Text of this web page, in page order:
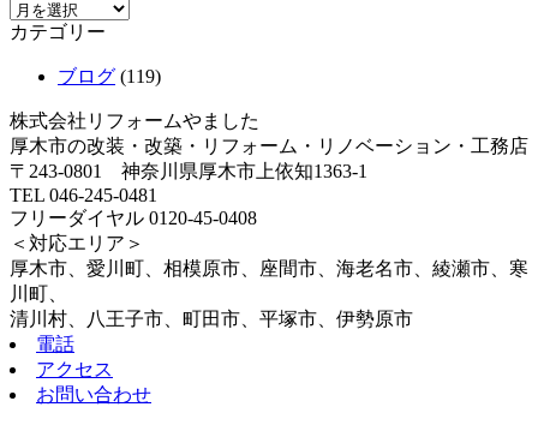
カテゴリー
ブログ (119)
株式会社リフォームやました
厚木市の改装・改築・リフォーム・リノベーション・工務店
〒243-0801 神奈川県厚木市上依知1363-1
TEL 046-245-0481
フリーダイヤル 0120-45-0408
＜対応エリア＞
厚木市、愛川町、相模原市、座間市、海老名市、綾瀬市、寒
川町、
清川村、八王子市、町田市、平塚市、伊勢原市
電話
アクセス
お問い合わせ